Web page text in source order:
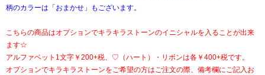
柄のカラーは「おまかせ」もございます。
こちらの商品はオプションでキラキラストーンのイニシャルを入ることが出来
ます☆
アルファベット1文字￥200+税、♡（ハート）・リボンは各￥400+税です。
オプションでキラキラストーンをご希望の方はご注文の際、備考欄にご記入お